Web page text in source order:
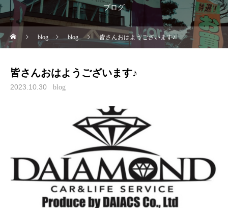
ブログ
blog blog 皆さんおはようございます♪
皆さんおはようございます♪
2023.10.30 blog